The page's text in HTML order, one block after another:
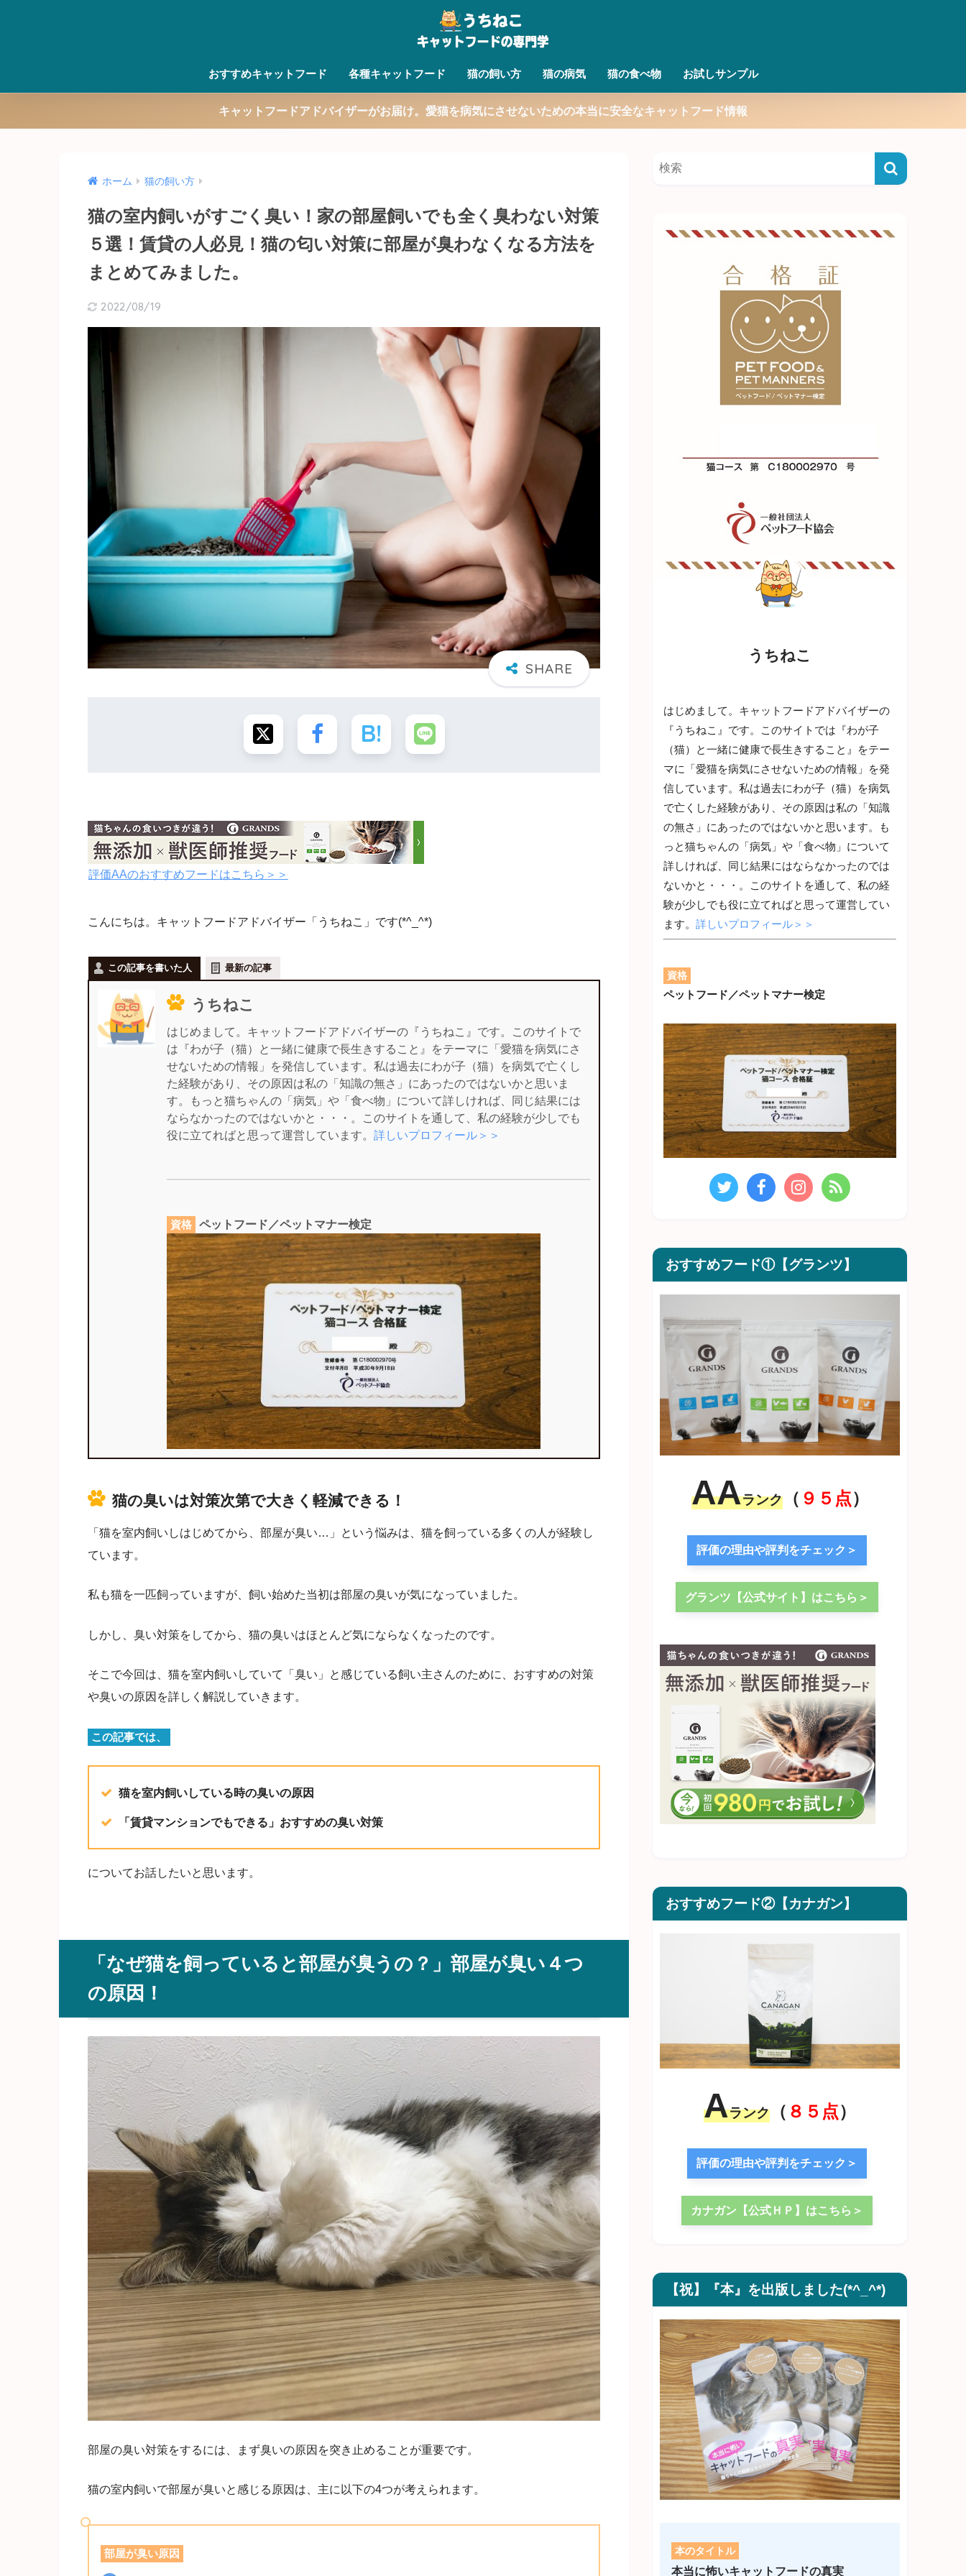
おすすめキャットフード 各種キャットフード 猫の飼い方 猫の病気 猫の食べ物 お試しサンプル
キャットフードアドバイザーがお届け。愛猫を病気にさせないための本当に安全なキャットフード情報
ホーム 猫の飼い方
猫の室内飼いがすごく臭い！家の部屋飼いでも全く臭わない対策
５選！賃貸の人必見！猫の匂い対策に部屋が臭わなくなる方法を
まとめてみました。
2022/08/19
評価AAのおすすめフードはこちら＞＞
こんにちは。キャットフードアドバイザー「うちねこ」です(*^_^*)
この記事を書いた人 最新の記事
うちねこ
はじめまして。キャットフードアドバイザーの『うちねこ』です。このサイトで
は『わが子（猫）と一緒に健康で長生きすること』をテーマに「愛猫を病気にさ
せないための情報」を発信しています。私は過去にわが子（猫）を病気で亡くし
た経験があり、その原因は私の「知識の無さ」にあったのではないかと思いま
す。もっと猫ちゃんの「病気」や「食べ物」について詳しければ、同じ結果には
ならなかったのではないかと・・・。このサイトを通して、私の経験が少しでも
役に立てればと思って運営しています。 詳しいプロフィール＞＞
資格 ペットフード／ペットマナー検定
猫の臭いは対策次第で大きく軽減できる！
「猫を室内飼いしはじめてから、部屋が臭い…」という悩みは、猫を飼っている多くの人が経験し
ています。
私も猫を一匹飼っていますが、飼い始めた当初は部屋の臭いが気になっていました。
しかし、臭い対策をしてから、猫の臭いはほとんど気にならなくなったのです。
そこで今回は、猫を室内飼いしていて「臭い」と感じている飼い主さんのために、おすすめの対策
や臭いの原因を詳しく解説していきます。
この記事では、
猫を室内飼いしている時の臭いの原因
「賃貸マンションでもできる」おすすめの臭い対策
についてお話したいと思います。
「なぜ猫を飼っていると部屋が臭うの？」部屋が臭い４つ
の原因！
部屋の臭い対策をするには、まず臭いの原因を突き止めることが重要です。
猫の室内飼いで部屋が臭いと感じる原因は、主に以下の4つが考えられます。
部屋が臭い原因
うちねこ
はじめまして。キャットフードアドバイザーの
『うちねこ』です。このサイトでは『わが子
（猫）と一緒に健康で長生きすること』をテー
マに「愛猫を病気にさせないための情報」を発
信しています。私は過去にわが子（猫）を病気
で亡くした経験があり、その原因は私の「知識
の無さ」にあったのではないかと思います。も
っと猫ちゃんの「病気」や「食べ物」について
詳しければ、同じ結果にはならなかったのでは
ないかと・・・。このサイトを通して、私の経
験が少しでも役に立てればと思って運営してい
ます。 詳しいプロフィール＞＞
資格
ペットフード／ペットマナー検定
おすすめフード①【グランツ】
AAランク（ ９５点）
評価の理由や評判をチェック＞
グランツ【公式サイト】はこちら＞
おすすめフード②【カナガン】
Aランク （ ８５点）
評価の理由や評判をチェック＞
カナガン【公式ＨＰ】はこちら＞
【祝】『本』を出版しました(*^_^*)
本のタイトル
本当に怖いキャットフードの真実